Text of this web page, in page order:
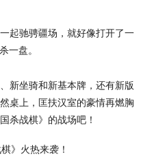
起驰骋疆场，就好像打开了一
一盘。
新坐骑和新基本牌，还有新版
桌上，匡扶汉室的豪情再燃胸
杀战棋》的战场吧！